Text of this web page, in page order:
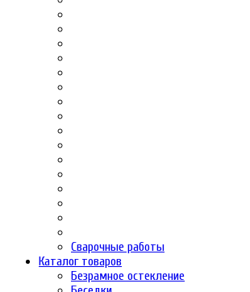
Сварочные работы
Каталог товаров
Безрамное остекление